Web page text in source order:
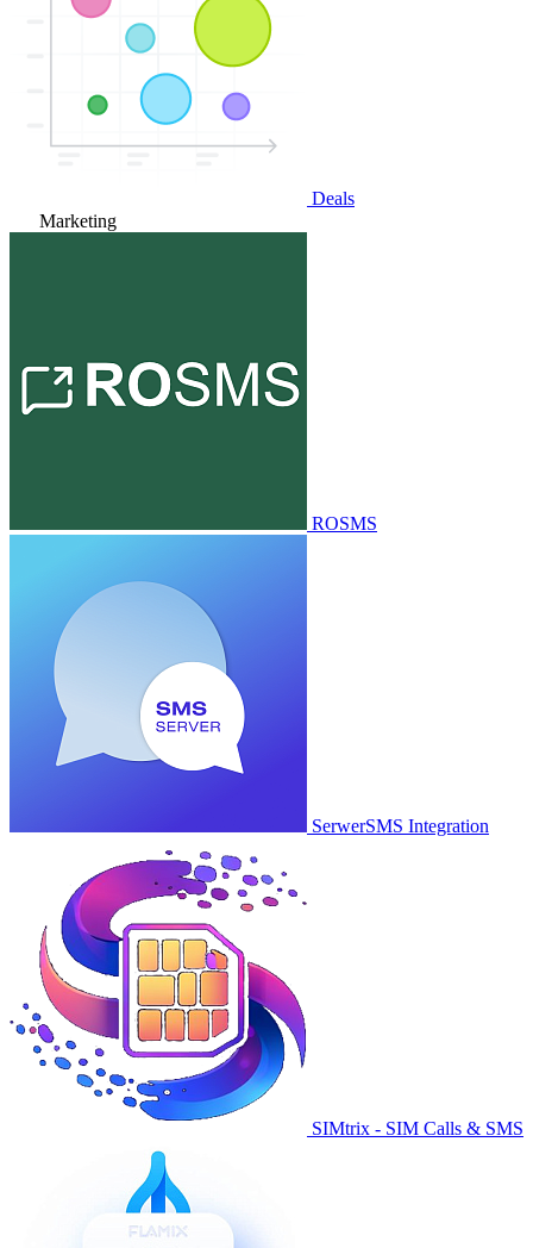
Deals
Marketing
ROSMS
SerwerSMS Integration
SIMtrix - SIM Calls & SMS